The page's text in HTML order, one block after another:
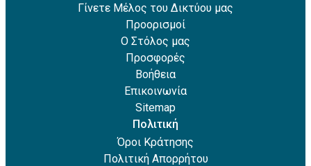
Γίνετε Μέλος του Δικτύου μας
Προορισμοί
Ο Στόλος μας
Προσφορές
Βοήθεια
Επικοινωνία
Sitemap
Πολιτική
Όροι Κράτησης
Πολιτική Απορρήτου